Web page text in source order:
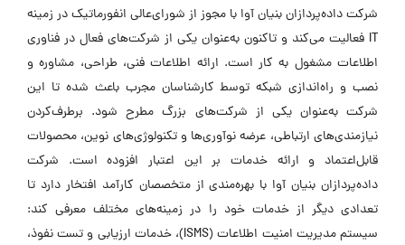
شرکت داده‌پردازان بنیان آوا با مجوز از شورای‌عالی انفورماتیک در زمینه
IT فعالیت می‌کند و تاکنون به‌عنوان یکی از شرکت‌های فعال در فناوری
اطلاعات مشغول به کار است. ارائه اطلاعات فنی، طراحی، مشاوره و
نصب و راه‌اندازی شبکه توسط کارشناسان مجرب باعث شده تا این
شرکت به‌عنوان یکی از شرکت‌های بزرگ مطرح شود. برطرف‌کردن
نیازمندی‌های ارتباطی، عرضه نوآوری‌ها و تکنولوژی‌های نوین، محصولات
قابل‌اعتماد و ارائه خدمات بر این اعتبار افزوده است. شرکت
داده‌پردازان بنیان آوا با بهره‌مندی از متخصصان کارآمد افتخار دارد تا
تعدادی دیگر از خدمات خود را در زمینه‌های مختلف معرفی کند:
سیستم مدیریت امنیت اطلاعات (ISMS)، خدمات ارزیابی و تست نفوذ،